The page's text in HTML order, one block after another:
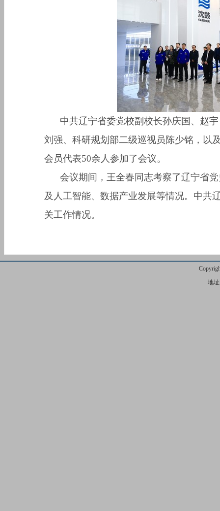
中共辽宁省委党校副校长孙庆国、赵
刘强、科研规划部二级巡视员陈少铭，以
会员代表50余人参加了会议。
会议期间，王全春同志考察了辽宁省
及人工智能、数据产业发展等情况。中共
关工作情况。
地